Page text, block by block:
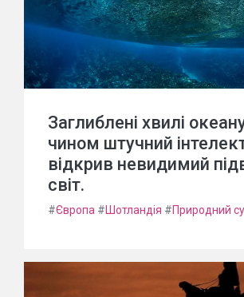
Заглиблені хвилі
чином штучний
відкрив невидимий
світ.
#Європа #Шотландія #Природний